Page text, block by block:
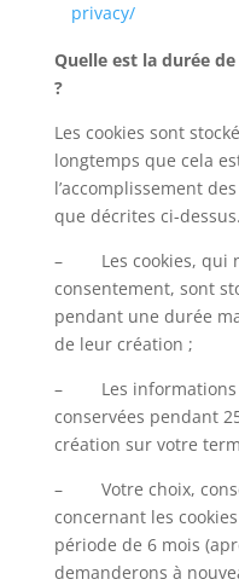
privacy/
Quelle est la durée
?
Les cookies sont
longtemps que cela
l’accomplissement
que décrites ci-
– Les cookies, qui
consentement, sont
pendant une durée
de leur création ;
– Les informations
conservées pendant
création sur votre
– Votre choix,
concernant les
période de 6 mois
demanderons à